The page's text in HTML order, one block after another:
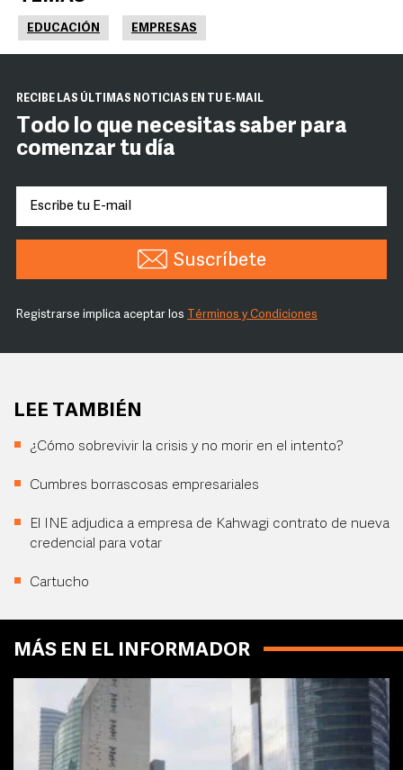
EDUCACIÓN EMPRESAS
RECIBE LAS ÚLTIMAS NOTICIAS EN TU E-MAIL
Todo lo que necesitas saber para
comenzar tu día
Suscríbete
Registrarse implica aceptar los Términos y Condiciones
LEE TAMBIÉN
¿Cómo sobrevivir la crisis y no morir en el intento?
Cumbres borrascosas empresariales
El INE adjudica a empresa de Kahwagi contrato de nueva
credencial para votar
Cartucho
MÁS EN EL INFORMADOR